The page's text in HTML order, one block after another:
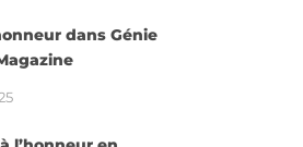
dans Génie
Bergès
HÉLÈNE DU LAC
42 06